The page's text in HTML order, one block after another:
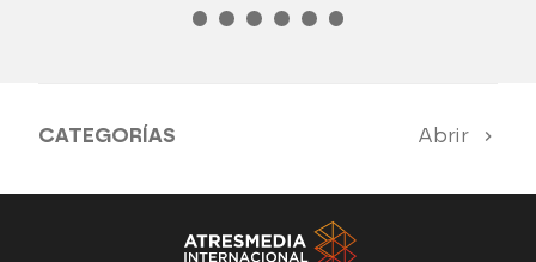
CATEGORÍAS Abrir
Antena 3 Noticias El Hormiguero